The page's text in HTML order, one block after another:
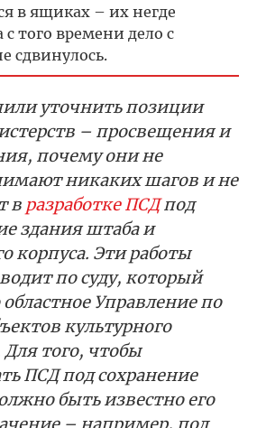
в ящиках – их негде
с того времени дело с
сдвинулось.
уточнить позиции
– просвещения и
почему они не
никаких шагов и не
в разработке ПСДпод
здания штаба и
корпуса. Эти работы
по суду, который
Управление по
культурного
Для того, чтобы
ПСД под сохранение
быть известно его
– например, под